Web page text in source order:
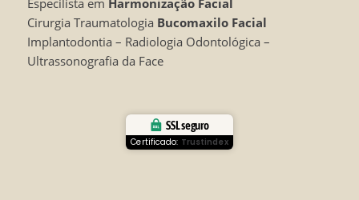
Cirurgia Traumatologia Bucomaxilo Facial
Implantodontia – Radiologia Odontológica –
Ultrassonografia da Face
SSL seguro
Certificado: Trustindex